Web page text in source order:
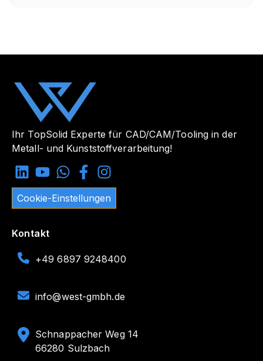
Ihr TopSolid Experte für CAD/CAM/Tooling in der
Metall- und Kunststoffverarbeitung!
Cookie-Einstellungen
Kontakt
+49 6897 9248400
info@west-gmbh.de
Schnappacher Weg 14
66280 Sulzbach